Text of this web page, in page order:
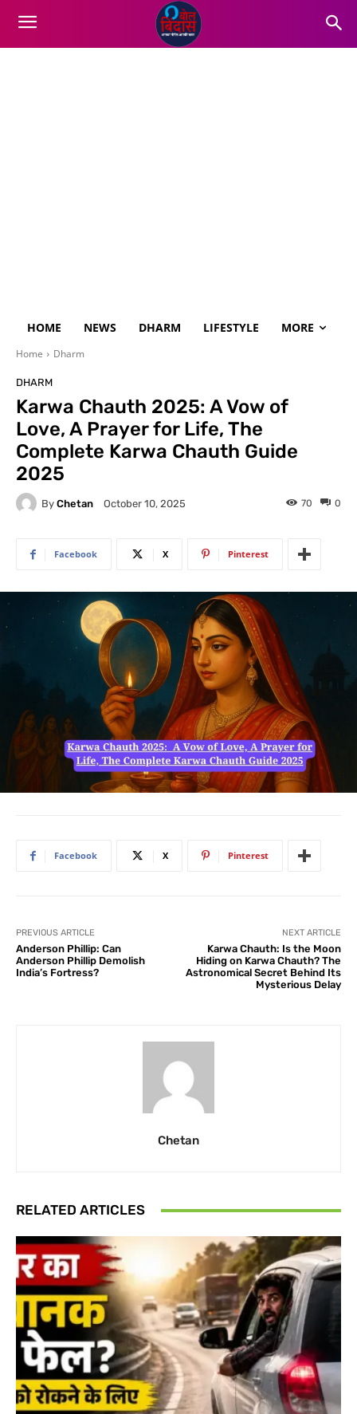
HOME NEWS DHARM LIFESTYLE MORE
Home Dharm
DHARM
Karwa Chauth 2025: A Vow of
Love, A Prayer for Life, The
Complete Karwa Chauth Guide
2025
By Chetan October 10, 2025 0
70
Facebook X Pinterest
Facebook X Pinterest
PREVIOUS ARTICLE
Anderson Phillip: Can
Anderson Phillip Demolish
India’s Fortress?
NEXT ARTICLE
Karwa Chauth: Is the Moon
Hiding on Karwa Chauth? The
Astronomical Secret Behind Its
Mysterious Delay
Chetan
RELATED ARTICLES